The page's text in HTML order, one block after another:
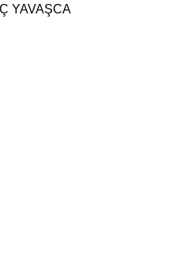
YAVAŞCA